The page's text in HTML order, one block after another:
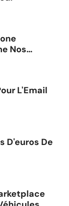
Nos
L'Email
D'euros De